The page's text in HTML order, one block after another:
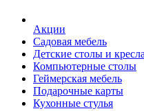
Акции
Садовая мебель
Детские столы и кресла
Компьютерные столы
Геймерская мебель
Подарочные карты
Кухонные стулья